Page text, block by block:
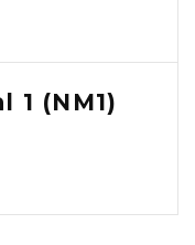
1 (NM1)